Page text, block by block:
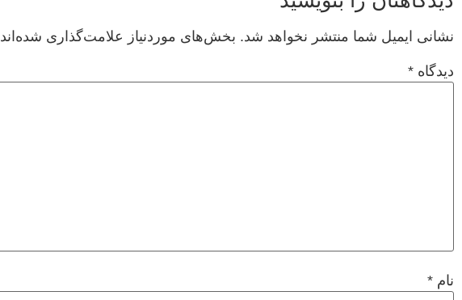
نشانی ایمیل شما منتشر نخواهد شد. بخش‌های موردنیاز علامت‌گذاری شده‌اند
دیدگاه *
نام *